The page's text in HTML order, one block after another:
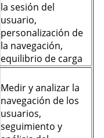
la sesión del
usuario,
personalización de
la navegación,
equilibrio de carga
Medir y analizar la
navegación de los
usuarios,
seguimiento y